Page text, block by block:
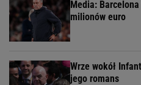
Media:
milionów euro
Wrze wokół
jego romans